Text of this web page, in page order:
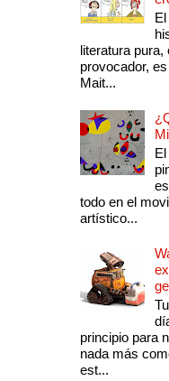
literatura
provocador,
Mait...
todo en el
artístico...
principio para
nada más
est...